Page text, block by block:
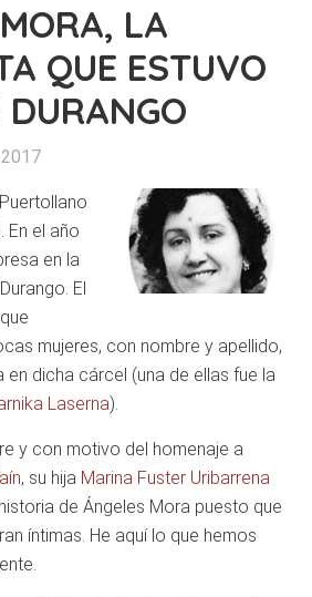
LA
QUE ESTUVO
DURANGO
En el año
en la
El
mujeres, con nombre y apellido,
en dicha cárcel (una de ellas fue la
Laserna).
y con motivo del homenaje a
, su hija Marina Fuster Uribarrena
de Ángeles Mora puesto que
íntimas. He aquí lo que hemos